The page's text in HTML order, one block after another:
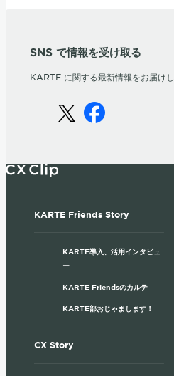
SNS で情報を受け取る
KARTE に関する最新情報をお届けし
KARTE Friends Story
KARTE導入、活用インタビュ
ー
KARTE Friendsのカルテ
KARTE部おじゃまします！
CX Story